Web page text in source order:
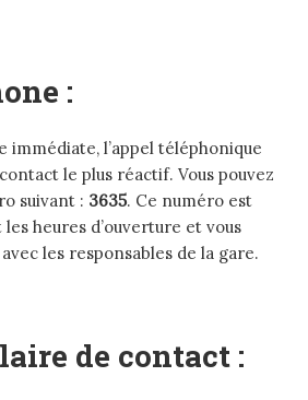
:
immédiate, l’appel téléphonique
le plus réactif. Vous pouvez
suivant : 3635. Ce numéro est
heures d’ouverture et vous
les responsables de la gare.
de contact :